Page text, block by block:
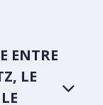
ENTRE
LE